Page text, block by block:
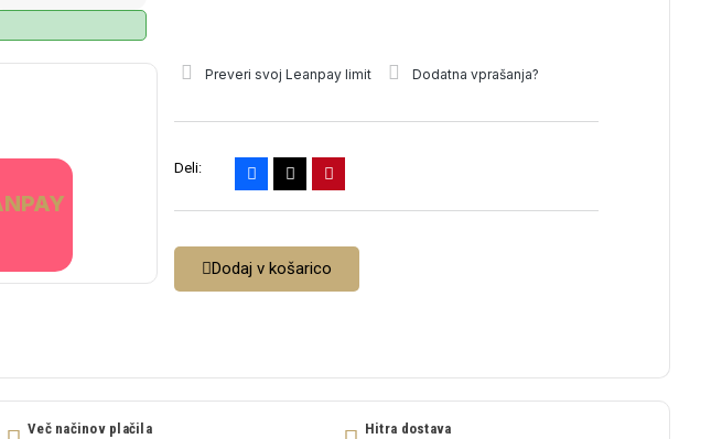
Preveri svoj Leanpay limit Dodatna vprašanja?
Deli:
Dodaj v košarico
Več načinov plačila Hitra dostava